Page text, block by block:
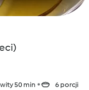
50 min 6 porcji